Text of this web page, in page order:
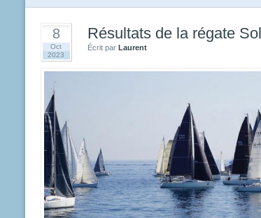
8
Oct
2023
Résultats de la régate
Écrit par Laurent